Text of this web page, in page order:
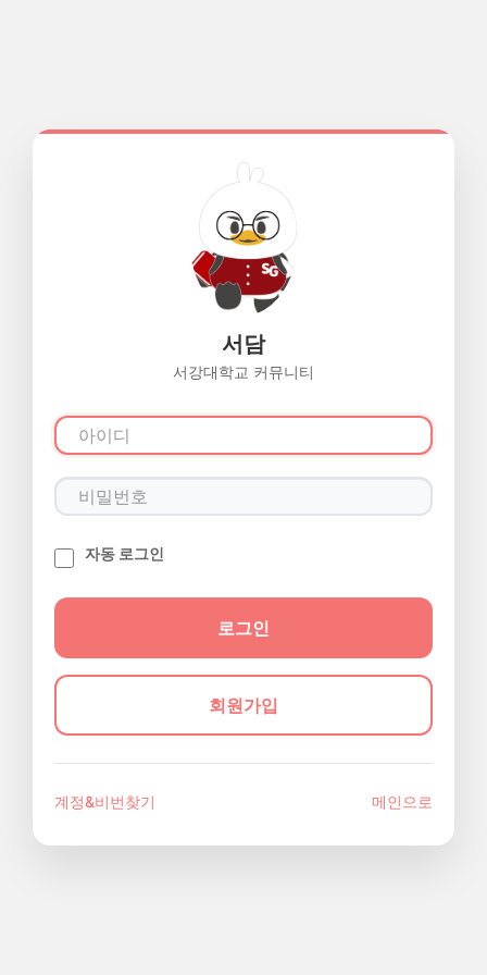
서담
서강대학교 커뮤니티
자동 로그인
회원가입
계정&비번찾기 메인으로